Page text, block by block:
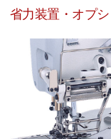
省力装置・オプ